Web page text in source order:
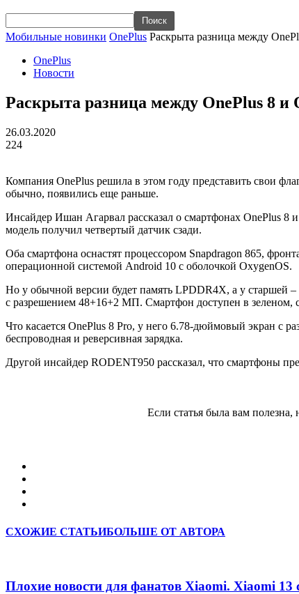
Мобильные новинки OnePlus Раскрыта разница между
OnePlus
Новости
Раскрыта разница между OnePlus 8 и
26.03.2020
224
Компания OnePlus решила в этом году представить свои
обычно, появились еще раньше.
Инсайдер Ишан Агарвал рассказал о смартфонах OnePlus 8
модель получил четвертый датчик сзади.
Оба смартфона оснастят процессором Snapdragon 865,
операционной системой Android 10 с оболочкой OxygenOS.
Но у обычной версии будет память LPDDR4X, а у старшей
с разрешением 48+16+2 МП. Смартфон доступен в зеленом,
Что касается OnePlus 8 Pro, у него 6.78-дюймовый экран с
беспроводная и реверсивная зарядка.
Другой инсайдер RODENT950 рассказал, что смартфоны
Если статья была вам полезна,
СХОЖИЕ СТАТЬИБОЛЬШЕ ОТ АВТОРА
Плохие новости для фанатов Xiaomi. Xiaomi 13